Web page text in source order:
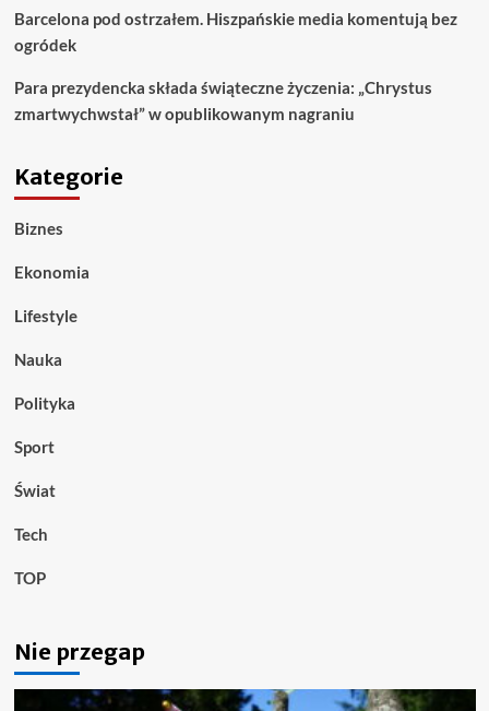
Barcelona pod ostrzałem. Hiszpańskie media komentują bez
ogródek
Para prezydencka składa świąteczne życzenia: „Chrystus
zmartwychwstał” w opublikowanym nagraniu
Kategorie
Biznes
Ekonomia
Lifestyle
Nauka
Polityka
Sport
Świat
Tech
TOP
Nie przegap